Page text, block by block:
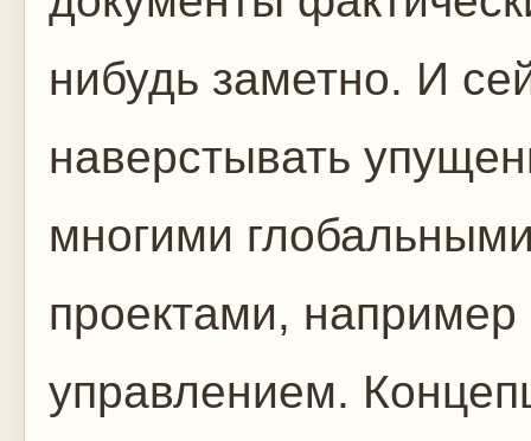
нибудь заметно. И
наверстывать
многими
проектами,
управлением.